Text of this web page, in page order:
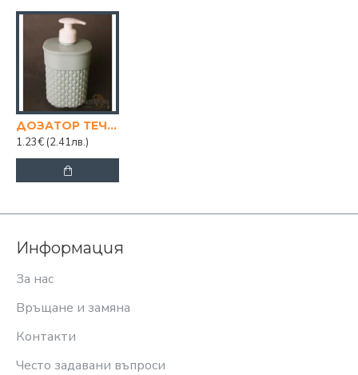
ДОЗАТОР ТЕЧЕН САПУН POYR
1.23€ (2.41лв.)
Информация
За нас
Връщане и замяна
Контакти
Често задавани въпроси